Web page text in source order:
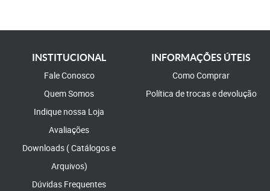
INSTITUCIONAL
Fale Conosco
Quem Somos
Indique nossa Loja
Avaliações
Downloads ( Catálogos e
Arquivos)
Dúvidas Frequentes
INFORMAÇÕES ÚTEIS
Como Comprar
Política de trocas e devolução